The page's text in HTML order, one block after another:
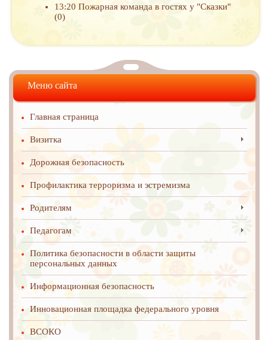
13:20 Пожарная команда в гостях у "Сказки"
(0)
Меню сайта
Главная страница
Визитка
Дорожная безопасность
Профилактика терроризма и эстремизма
Родителям
Педагогам
Политика безопасности в области защиты
персональных данных
Информационная безопасность
Инновационная площадка федерального уровня
ВСОКО